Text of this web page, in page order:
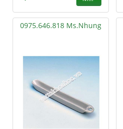
0975.646.818 Ms.Nhung